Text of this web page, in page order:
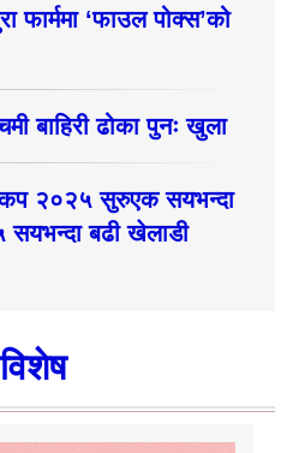
फार्ममा ‘फाउल पोक्स’को
बाहिरी ढोका पुनः खुला
२०२५ सुरुएक सयभन्दा
सयभन्दा बढी खेलाडी
विशेष